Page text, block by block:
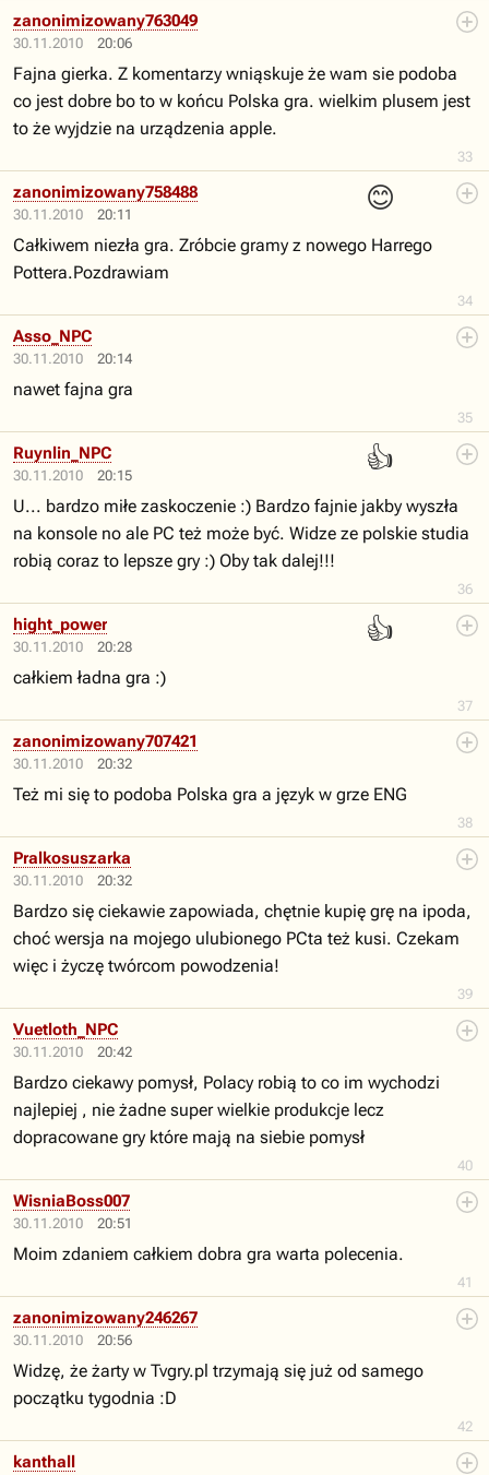
30.11.2010 20:06
33
zanonimizowany763049
Fajna gierka. Z komentarzy wniąskuje że wam sie podoba
co jest dobre bo to w końcu Polska gra. wielkim plusem jest
to że wyjdzie na urządzenia apple.
30.11.2010 20:11
😊
34
zanonimizowany758488
Całkiwem niezła gra. Zróbcie gramy z nowego Harrego
Pottera.Pozdrawiam
30.11.2010 20:14
35
Asso_NPC
nawet fajna gra
30.11.2010 20:15
👍
36
Ruynlin_NPC
U... bardzo miłe zaskoczenie :) Bardzo fajnie jakby wyszła
na konsole no ale PC też może być. Widze ze polskie studia
robią coraz to lepsze gry :) Oby tak dalej!!!
30.11.2010 20:28
👍
37
hight_power
całkiem ładna gra :)
30.11.2010 20:32
38
zanonimizowany707421
Też mi się to podoba Polska gra a język w grze ENG
30.11.2010 20:32
39
Pralkosuszarka
Bardzo się ciekawie zapowiada, chętnie kupię grę na ipoda,
choć wersja na mojego ulubionego PCta też kusi. Czekam
więc i życzę twórcom powodzenia!
30.11.2010 20:42
40
Vuetloth_NPC
Bardzo ciekawy pomysł, Polacy robią to co im wychodzi
najlepiej , nie żadne super wielkie produkcje lecz
dopracowane gry które mają na siebie pomysł
30.11.2010 20:51
41
WisniaBoss007
Moim zdaniem całkiem dobra gra warta polecenia.
30.11.2010 20:56
42
zanonimizowany246267
Widzę, że żarty w Tvgry.pl trzymają się już od samego
początku tygodnia :D
kanthall